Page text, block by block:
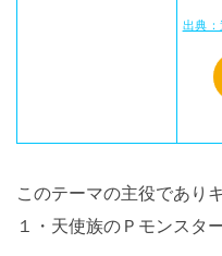
出典
このテーマの主役であり
１・天使族のＰモンスター